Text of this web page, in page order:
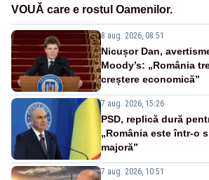
VOUǍ care e rostul Oamenilor.
8 aug. 2026, 08:51
Nicușor Dan,
Moody’s: „România
creștere economică”
7 aug. 2026, 15:26
PSD, replică dură
„România este într-o
majoră”
7 aug. 2026, 10:51